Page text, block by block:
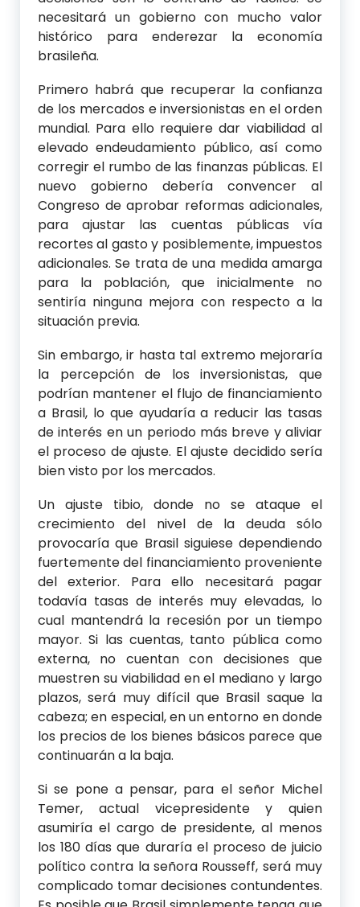
necesitará un gobierno con mucho valor
histórico para enderezar la economía
brasileña.
Primero habrá que recuperar la confianza
de los mercados e inversionistas en el orden
mundial. Para ello requiere dar viabilidad al
elevado endeudamiento público, así como
corregir el rumbo de las finanzas públicas. El
nuevo gobierno debería convencer al
Congreso de aprobar reformas adicionales,
para ajustar las cuentas públicas vía
recortes al gasto y posiblemente, impuestos
adicionales. Se trata de una medida amarga
para la población, que inicialmente no
sentiría ninguna mejora con respecto a la
situación previa.
Sin embargo, ir hasta tal extremo mejoraría
la percepción de los inversionistas, que
podrían mantener el flujo de financiamiento
a Brasil, lo que ayudaría a reducir las tasas
de interés en un periodo más breve y aliviar
el proceso de ajuste. El ajuste decidido sería
bien visto por los mercados.
Un ajuste tibio, donde no se ataque el
crecimiento del nivel de la deuda sólo
provocaría que Brasil siguiese dependiendo
fuertemente del financiamiento proveniente
del exterior. Para ello necesitará pagar
todavía tasas de interés muy elevadas, lo
cual mantendrá la recesión por un tiempo
mayor. Si las cuentas, tanto pública como
externa, no cuentan con decisiones que
muestren su viabilidad en el mediano y largo
plazos, será muy difícil que Brasil saque la
cabeza; en especial, en un entorno en donde
los precios de los bienes básicos parece que
continuarán a la baja.
Si se pone a pensar, para el señor Michel
Temer, actual vicepresidente y quien
asumiría el cargo de presidente, al menos
los 180 días que duraría el proceso de juicio
político contra la señora Rousseff, será muy
complicado tomar decisiones contundentes.